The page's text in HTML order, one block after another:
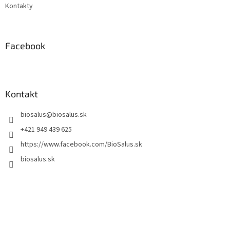
Kontakty
Facebook
Kontakt
biosalus@biosalus.sk
+421 949 439 625
https://www.facebook.com/BioSalus.sk
biosalus.sk